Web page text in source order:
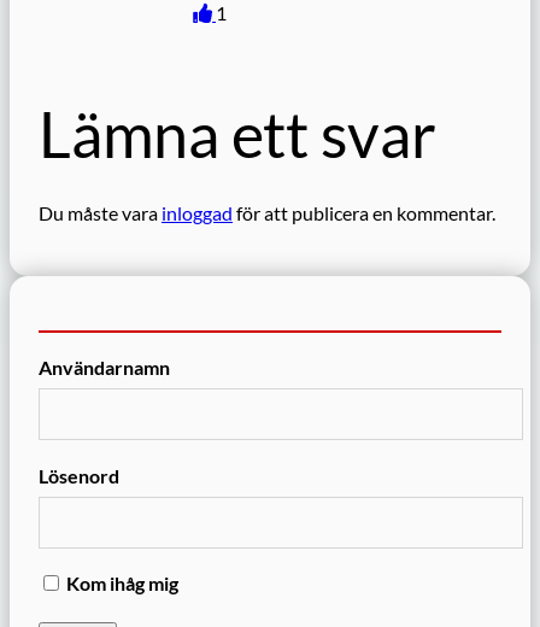
1
Lämna ett svar
Du måste vara inloggad för att publicera en kommentar.
Användarnamn
Lösenord
Kom ihåg mig